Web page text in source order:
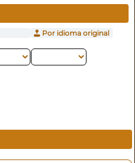
Por idioma original